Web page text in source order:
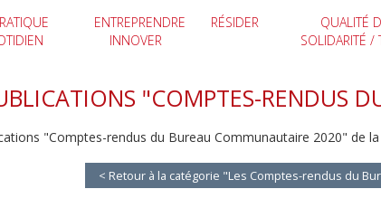
ENTREPRENDRE
INNOVER
RÉSIDER
QUALITÉ
SOLIDARITÉ /
"COMPTES-RENDUS
"Comptes-rendus du Bureau Communautaire 2020" de
< Retour à la catégorie "Les Comptes-rendus du